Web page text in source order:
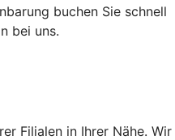
buchen Sie schnell
bei uns.
Filialen in Ihrer Nähe. Wir